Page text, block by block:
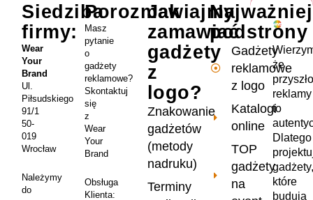
że
reklamy
to
Dlatego
gadżety,
które
budują
podstrony
Gadżety
reklamowe
z logo
Katalogi
online
TOP
gadżety
na
Jak
zamawiać
gadżety
z
logo?
Znakowanie
gadżetów
(metody
nadruku)
Terminy
Porozmawiajmy
Masz
pytanie
o
gadżety
reklamowe?
Skontaktuj
się
z
Wear
Your
Brand
Obsługa
Klienta:
Siedziba
firmy:
Wear
Your
Brand
Ul.
Piłsudskiego
91/1
50-
019
Wrocław
Należymy
do